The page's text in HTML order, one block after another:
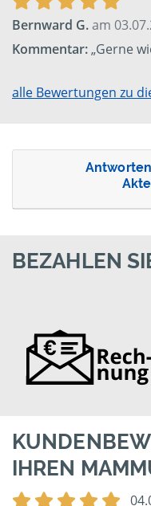
Bernward G.am
Kommentar:„Gerne
alle Bewertungen zu
BEZAHLEN
IHREN